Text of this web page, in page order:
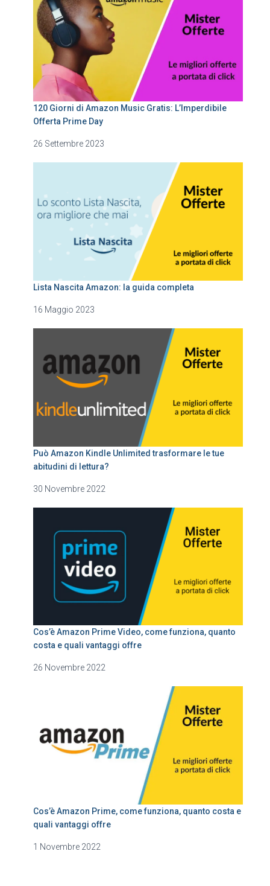
120 Giorni di Amazon Music Gratis: L’Imperdibile
Offerta Prime Day
26 Settembre 2023
Lista Nascita Amazon: la guida completa
16 Maggio 2023
Può Amazon Kindle Unlimited trasformare le tue
abitudini di lettura?
30 Novembre 2022
Cos’è Amazon Prime Video, come funziona, quanto
costa e quali vantaggi offre
26 Novembre 2022
Cos’è Amazon Prime, come funziona, quanto costa e
quali vantaggi offre
1 Novembre 2022